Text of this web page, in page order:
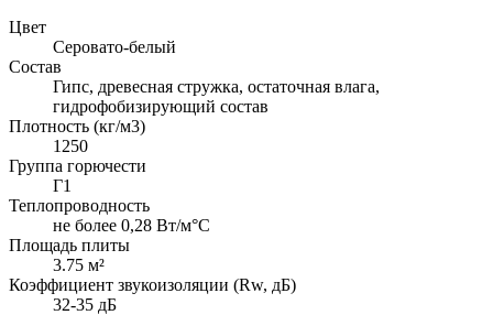
Цвет
Серовато-белый
Состав
Гипс, древесная стружка, остаточная влага,
гидрофобизирующий состав
Плотность (кг/м3)
1250
Группа горючести
Г1
Теплопроводность
не более 0,28 Вт/м°С
Площадь плиты
3.75 м²
Коэффициент звукоизоляции (Rw, дБ)
32-35 дБ